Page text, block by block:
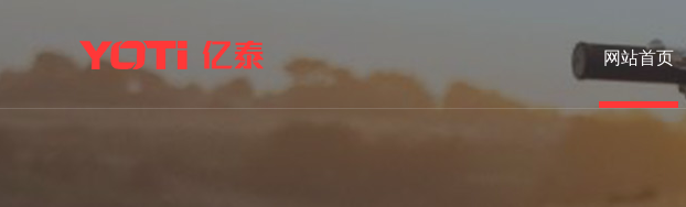
网站首页